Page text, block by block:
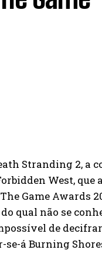
Stranding 2, a
West,
Game Awards
qual não se
de
se-á Burning